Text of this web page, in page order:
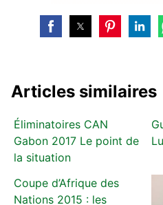
Articles similaires
Éliminatoires CAN
Gabon 2017 Le point de
la situation
Coupe d’Afrique des
Nations 2015 : les